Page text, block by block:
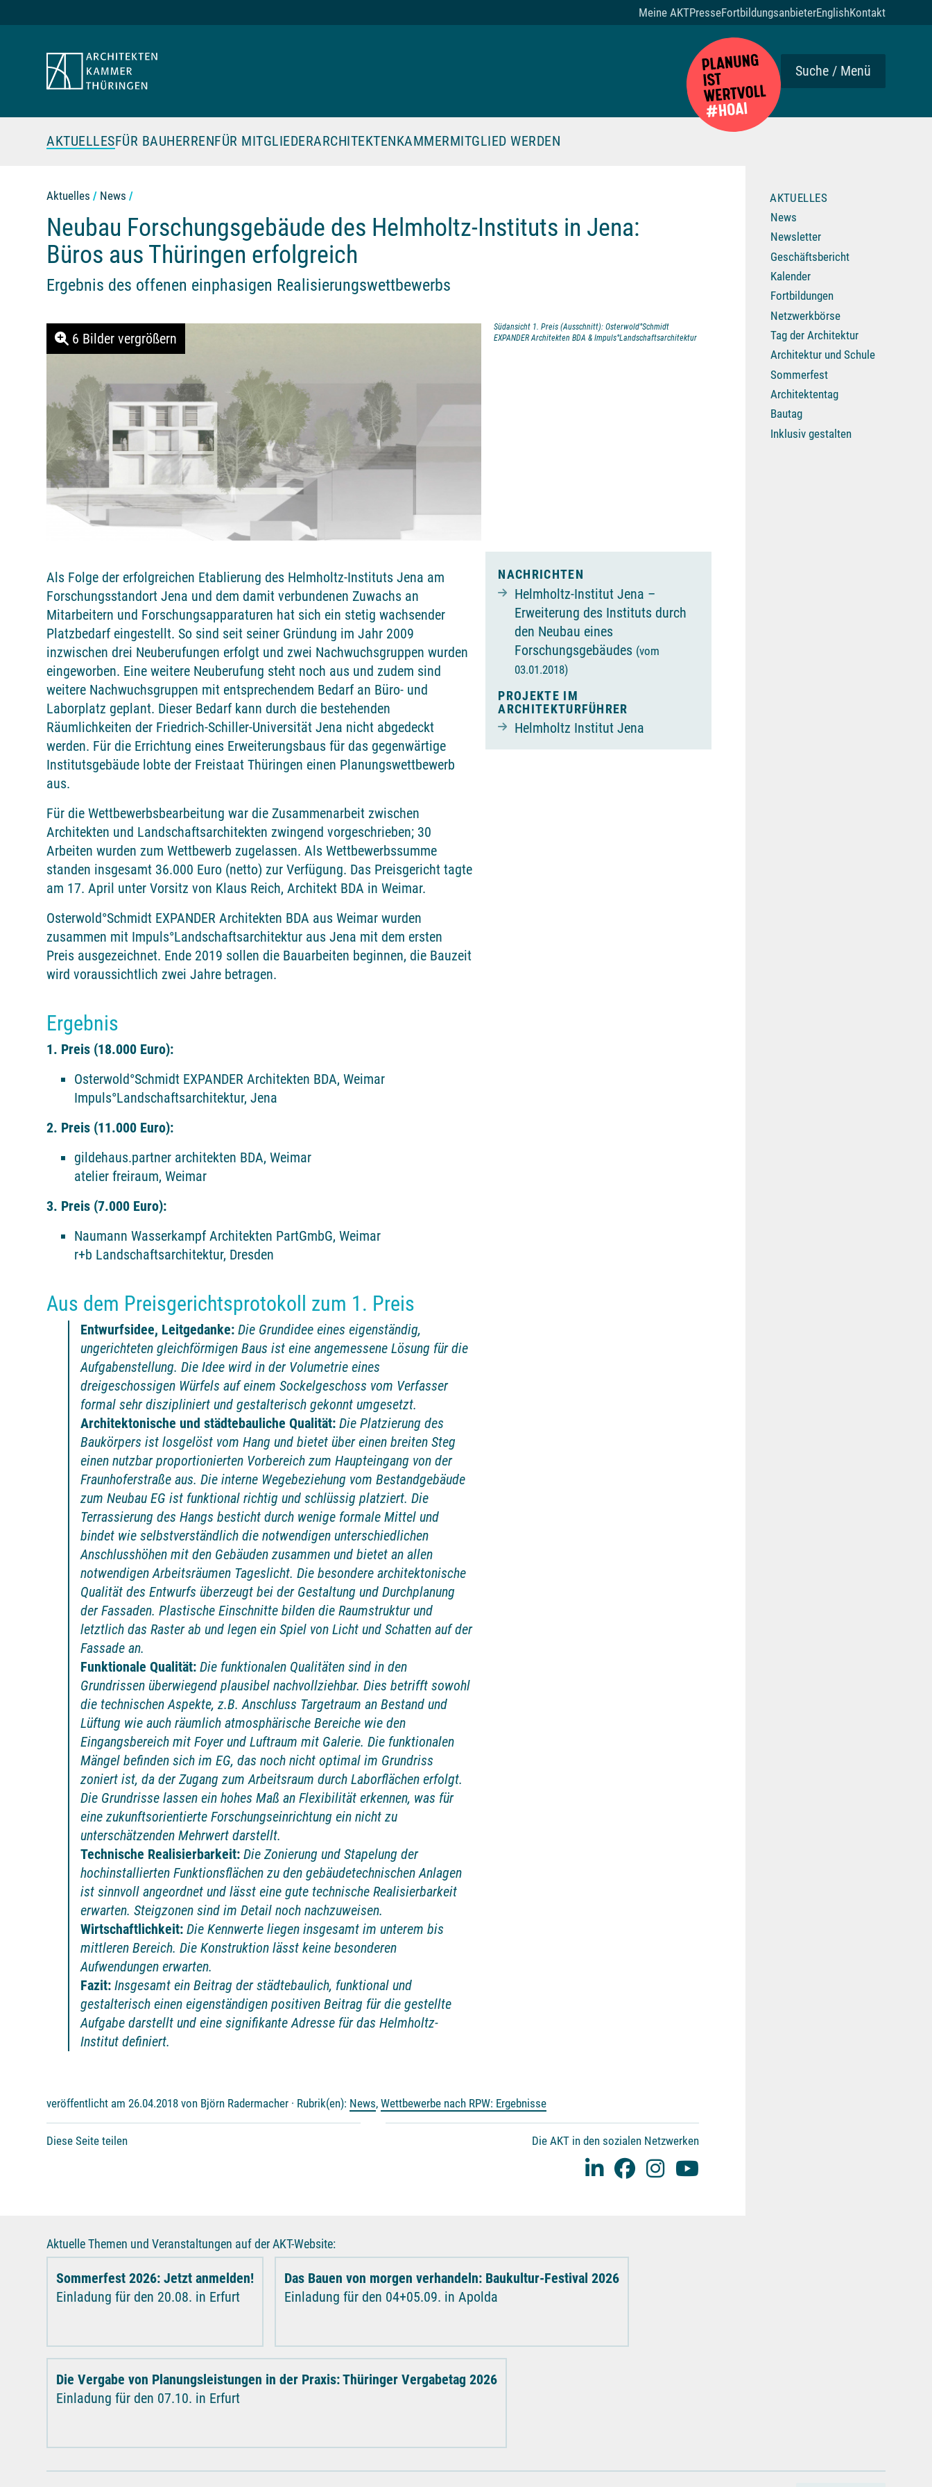
Suche / Menü
AKTUELLESFÜR BAUHERRENFÜR MITGLIEDERARCHITEKTENKAMMERMITGLIED WERDEN
Meine AKTPresseFortbildungsanbieterEnglishKontakt
Aktuelles News
Neubau Forschungsgebäude des Helmholtz-Instituts in Jena:
Büros aus Thüringen erfolgreich
Ergebnis des offenen einphasigen Realisierungswettbewerbs
6 Bilder vergrößern
Südansicht 1. Preis (Ausschnitt): Osterwold°Schmidt
EXPANDER Architekten BDA & Impuls°Landschaftsarchitektur
Als Folge der erfolgreichen Etablierung des Helmholtz-Instituts Jena am
Forschungsstandort Jena und dem damit verbundenen Zuwachs an
Mitarbeitern und Forschungsapparaturen hat sich ein stetig wachsender
Platzbedarf eingestellt. So sind seit seiner Gründung im Jahr 2009
inzwischen drei Neuberufungen erfolgt und zwei Nachwuchsgruppen wurden
eingeworben. Eine weitere Neuberufung steht noch aus und zudem sind
weitere Nachwuchsgruppen mit entsprechendem Bedarf an Büro- und
Laborplatz geplant. Dieser Bedarf kann durch die bestehenden
Räumlichkeiten der Friedrich-Schiller-Universität Jena nicht abgedeckt
werden. Für die Errichtung eines Erweiterungsbaus für das gegenwärtige
Institutsgebäude lobte der Freistaat Thüringen einen Planungswettbewerb
aus.
Für die Wettbewerbsbearbeitung war die Zusammenarbeit zwischen
Architekten und Landschaftsarchitekten zwingend vorgeschrieben; 30
Arbeiten wurden zum Wettbewerb zugelassen. Als Wettbewerbssumme
standen insgesamt 36.000 Euro (netto) zur Verfügung. Das Preisgericht tagte
am 17. April unter Vorsitz von Klaus Reich, Architekt BDA in Weimar.
Osterwold°Schmidt EXPANDER Architekten BDA aus Weimar wurden
zusammen mit Impuls°Landschaftsarchitektur aus Jena mit dem ersten
Preis ausgezeichnet. Ende 2019 sollen die Bauarbeiten beginnen, die Bauzeit
wird voraussichtlich zwei Jahre betragen.
Ergebnis
1. Preis (18.000 Euro):
Osterwold°Schmidt EXPANDER Architekten BDA, Weimar
Impuls°Landschaftsarchitektur, Jena
2. Preis (11.000 Euro):
gildehaus.partner architekten BDA, Weimar
atelier freiraum, Weimar
3. Preis (7.000 Euro):
Naumann Wasserkampf Architekten PartGmbG, Weimar
r+b Landschaftsarchitektur, Dresden
Aus dem Preisgerichtsprotokoll zum 1. Preis
Entwurfsidee, Leitgedanke:Die Grundidee eines eigenständig,
ungerichteten gleichförmigen Baus ist eine angemessene Lösung für die
Aufgabenstellung. Die Idee wird in der Volumetrie eines
dreigeschossigen Würfels auf einem Sockelgeschoss vom Verfasser
formal sehr diszipliniert und gestalterisch gekonnt umgesetzt.
Architektonische und städtebauliche Qualität: Die Platzierung des
Baukörpers ist losgelöst vom Hang und bietet über einen breiten Steg
einen nutzbar proportionierten Vorbereich zum Haupteingang von der
Fraunhoferstraße aus. Die interne Wegebeziehung vom Bestandgebäude
zum Neubau EG ist funktional richtig und schlüssig platziert. Die
Terrassierung des Hangs besticht durch wenige formale Mittel und
bindet wie selbstverständlich die notwendigen unterschiedlichen
Anschlusshöhen mit den Gebäuden zusammen und bietet an allen
notwendigen Arbeitsräumen Tageslicht. Die besondere architektonische
Qualität des Entwurfs überzeugt bei der Gestaltung und Durchplanung
der Fassaden. Plastische Einschnitte bilden die Raumstruktur und
letztlich das Raster ab und legen ein Spiel von Licht und Schatten auf der
Fassade an.
Funktionale Qualität:Die funktionalen Qualitäten sind in den
Grundrissen überwiegend plausibel nachvollziehbar. Dies betrifft sowohl
die technischen Aspekte, z.B. Anschluss Targetraum an Bestand und
Lüftung wie auch räumlich atmosphärische Bereiche wie den
Eingangsbereich mit Foyer und Luftraum mit Galerie. Die funktionalen
Mängel befinden sich im EG, das noch nicht optimal im Grundriss
zoniert ist, da der Zugang zum Arbeitsraum durch Laborflächen erfolgt.
Die Grundrisse lassen ein hohes Maß an Flexibilität erkennen, was für
eine zukunftsorientierte Forschungseinrichtung ein nicht zu
unterschätzenden Mehrwert darstellt.
Technische Realisierbarkeit:Die Zonierung und Stapelung der
hochinstallierten Funktionsflächen zu den gebäudetechnischen Anlagen
ist sinnvoll angeordnet und lässt eine gute technische Realisierbarkeit
erwarten. Steigzonen sind im Detail noch nachzuweisen.
Wirtschaftlichkeit: Die Kennwerte liegen insgesamt im unterem bis
mittleren Bereich. Die Konstruktion lässt keine besonderen
Aufwendungen erwarten.
Fazit:Insgesamt ein Beitrag der städtebaulich, funktional und
gestalterisch einen eigenständigen positiven Beitrag für die gestellte
Aufgabe darstellt und eine signifikante Adresse für das Helmholtz-
Institut definiert.
NACHRICHTEN
Helmholtz-Institut Jena –
Erweiterung des Instituts durch
den Neubau eines
Forschungsgebäudes (vom
03.01.2018)
PROJEKTE IM
ARCHITEKTURFÜHRER
Helmholtz Institut Jena
veröffentlicht am 26.04.2018 von Björn Radermacher · Rubrik(en): News,Wettbewerbe nach RPW: Ergebnisse
Diese Seite teilen Die AKT in den sozialen Netzwerken
AKTUELLES
News
Newsletter
Geschäftsbericht
Kalender
Fortbildungen
Netzwerkbörse
Tag der Architektur
Architektur und Schule
Sommerfest
Architektentag
Bautag
Inklusiv gestalten
Aktuelle Themen und Veranstaltungen auf der AKT-Website:
Sommerfest 2026: Jetzt anmelden!
Einladung für den 20.08. in Erfurt
Das Bauen von morgen verhandeln: Baukultur-Festival 2026
Einladung für den 04+05.09. in Apolda
Die Vergabe von Planungsleistungen in der Praxis: Thüringer Vergabetag 2026
Einladung für den 07.10. in Erfurt